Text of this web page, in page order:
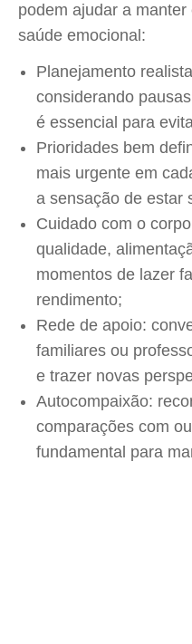
podem ajudar a
saúde emocional:
Planejamento
considerando
é essencial para
Prioridades bem
mais urgente em
a sensação de estar
Cuidado com o
qualidade,
momentos de lazer
rendimento;
Rede de apoio:
familiares ou
e trazer novas
Autocompaixão:
comparações com
fundamental para